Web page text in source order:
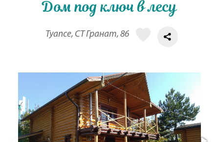
Дом под ключ в лесу
Туапсе, СТ Гранат, 86